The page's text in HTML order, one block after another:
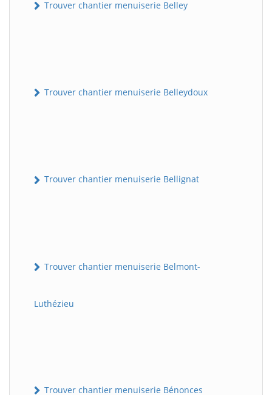
Trouver chantier menuiserie Belley
Trouver chantier menuiserie Belleydoux
Trouver chantier menuiserie Bellignat
Trouver chantier menuiserie Belmont-
Luthézieu
Trouver chantier menuiserie Bénonces